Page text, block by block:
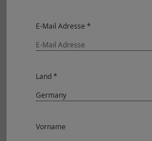
E-Mail Adresse *
Land *
Vorname